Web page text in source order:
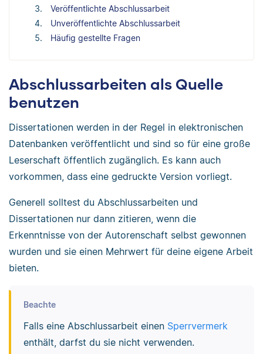
Veröffentlichte Abschlussarbeit
Unveröffentlichte Abschlussarbeit
Häufig gestellte Fragen
Abschlussarbeiten als Quelle
benutzen
Dissertationen werden in der Regel in elektronischen
Datenbanken veröffentlicht und sind so für eine große
Leserschaft öffentlich zugänglich. Es kann auch
vorkommen, dass eine gedruckte Version vorliegt.
Generell solltest du Abschlussarbeiten und
Dissertationen nur dann zitieren, wenn die
Erkenntnisse von der Autorenschaft selbst gewonnen
wurden und sie einen Mehrwert für deine eigene Arbeit
bieten.
Beachte
Falls eine Abschlussarbeit einen Sperrvermerk
enthält, darfst du sie nicht verwenden.